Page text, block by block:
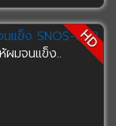
HD
มจนแข็ง..